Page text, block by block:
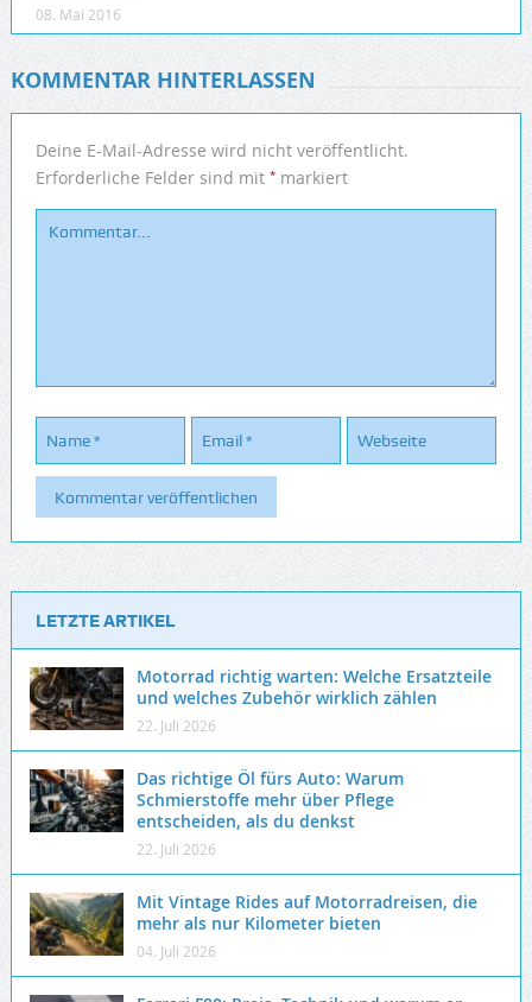
08. Mai 2016
KOMMENTAR HINTERLASSEN
Deine E-Mail-Adresse wird nicht veröffentlicht.
Erforderliche Felder sind mit *markiert
LETZTE ARTIKEL
Motorrad richtig warten: Welche Ersatzteile
und welches Zubehör wirklich zählen
22. Juli 2026
Das richtige Öl fürs Auto: Warum
Schmierstoffe mehr über Pflege
entscheiden, als du denkst
22. Juli 2026
Mit Vintage Rides auf Motorradreisen, die
mehr als nur Kilometer bieten
04. Juli 2026